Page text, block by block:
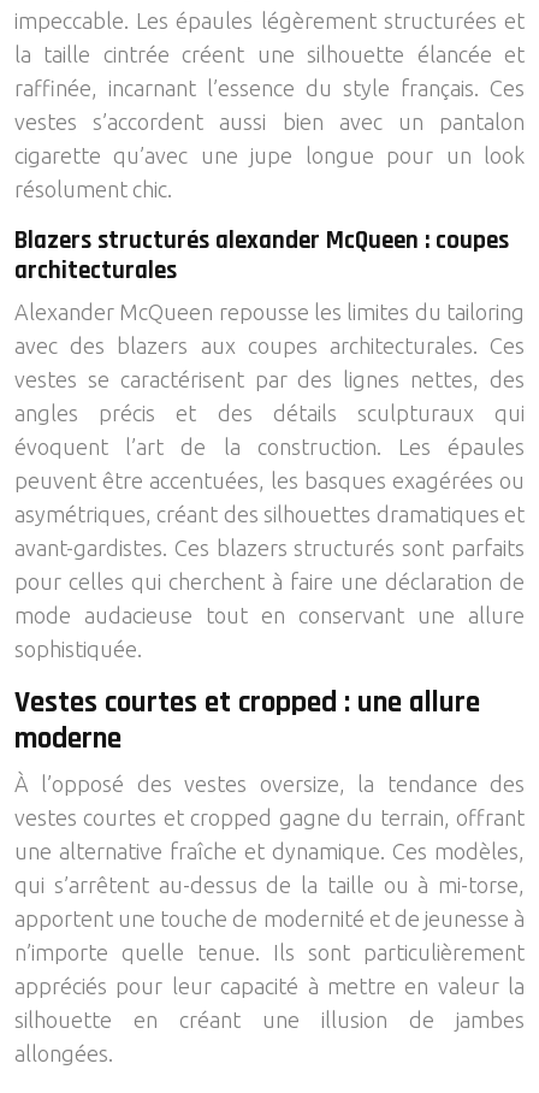
impeccable. Les épaules légèrement structurées et
la taille cintrée créent une silhouette élancée et
raffinée, incarnant l’essence du style français. Ces
vestes s’accordent aussi bien avec un pantalon
cigarette qu’avec une jupe longue pour un look
résolument chic.
Blazers structurés alexander McQueen : coupes
architecturales
Alexander McQueen repousse les limites du tailoring
avec des blazers aux coupes architecturales. Ces
vestes se caractérisent par des lignes nettes, des
angles précis et des détails sculpturaux qui
évoquent l’art de la construction. Les épaules
peuvent être accentuées, les basques exagérées ou
asymétriques, créant des silhouettes dramatiques et
avant-gardistes. Ces blazers structurés sont parfaits
pour celles qui cherchent à faire une déclaration de
mode audacieuse tout en conservant une allure
sophistiquée.
Vestes courtes et cropped : une allure
moderne
À l’opposé des vestes oversize, la tendance des
vestes courtes et cropped gagne du terrain, offrant
une alternative fraîche et dynamique. Ces modèles,
qui s’arrêtent au-dessus de la taille ou à mi-torse,
apportent une touche de modernité et de jeunesse à
n’importe quelle tenue. Ils sont particulièrement
appréciés pour leur capacité à mettre en valeur la
silhouette en créant une illusion de jambes
allongées.